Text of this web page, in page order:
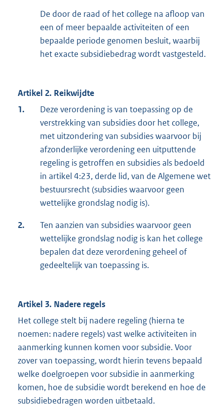
De door de raad of het college na afloop van
een of meer bepaalde activiteiten of een
bepaalde periode genomen besluit, waarbij
het exacte subsidiebedrag wordt vastgesteld.
Artikel 2. Reikwijdte
1.
Deze verordening is van toepassing op de
verstrekking van subsidies door het college,
met uitzondering van subsidies waarvoor bij
afzonderlijke verordening een uitputtende
regeling is getroffen en subsidies als bedoeld
in artikel 4:23, derde lid, van de Algemene wet
bestuursrecht (subsidies waarvoor geen
wettelijke grondslag nodig is).
2.
Ten aanzien van subsidies waarvoor geen
wettelijke grondslag nodig is kan het college
bepalen dat deze verordening geheel of
gedeeltelijk van toepassing is.
Artikel 3. Nadere regels
Het college stelt bij nadere regeling (hierna te
noemen: nadere regels) vast welke activiteiten in
aanmerking kunnen komen voor subsidie. Voor
zover van toepassing, wordt hierin tevens bepaald
welke doelgroepen voor subsidie in aanmerking
komen, hoe de subsidie wordt berekend en hoe de
subsidiebedragen worden uitbetaald.